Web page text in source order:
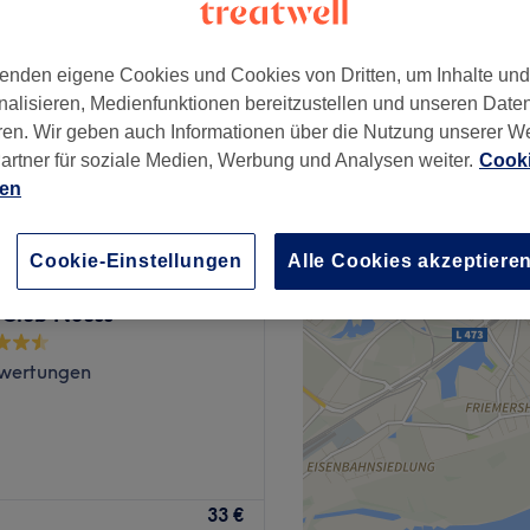
ab
25 €
wichtiger Bestandteil
viel Aufmerksamkeit.
Neuss
33 €
eigene Cookies und Cookies von Dritten, um Inhalte
Medienfunktionen bereitzustellen und unseren
Wir geben auch Informationen über die Nutzung unserer
für soziale Medien, Werbung und Analysen weiter.
Cookie-Einstellungen Alle Cookies